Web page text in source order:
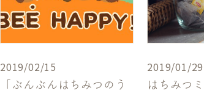
2019/02/15
「ぶんぶんはちみつのう
2019/01/29
はちみつ